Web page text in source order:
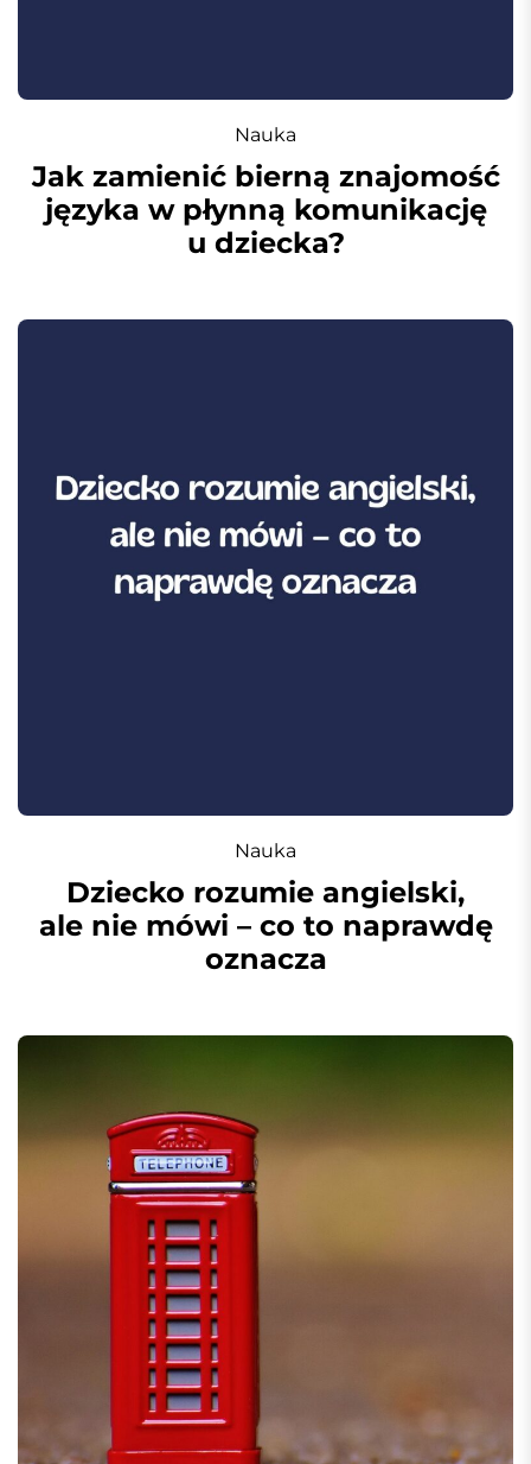
Nauka
Jak zamienić bierną znajomość
języka w płynną komunikację
u dziecka?
Nauka
Dziecko rozumie angielski,
ale nie mówi – co to naprawdę
oznacza